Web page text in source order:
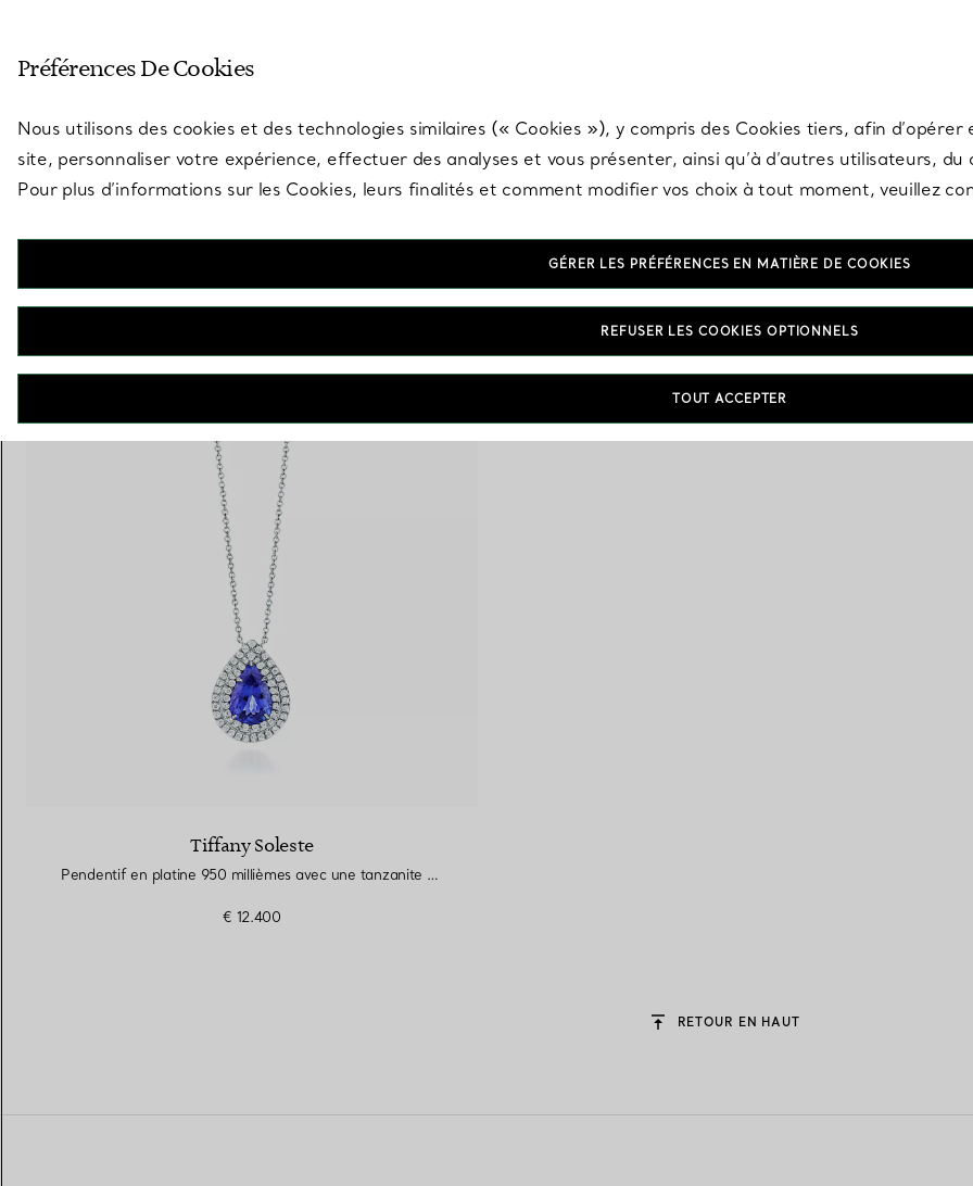
Alliances pour femme
Prenez
1 PRODUIT Colliers lasso avec Tanzanites
Tiffany Soleste
Pendentif en platine 950 millièmes avec une tanzanite et des diamants
€ 12.400
RETOUR EN HAUT
Préférences De Cookies
Nous utilisons des cookies et des technologies similaires (« Cookies »), y compris des Cookies tiers, afin
site, personnaliser votre expérience, effectuer des analyses et vous présenter, ainsi qu’à d’autres utilisateurs,
Pour plus d’informations sur les Cookies, leurs finalités et comment modifier vos choix à tout moment, veuillez
GÉRER LES PRÉFÉRENCES EN MATIÈRE DE COOKIES
REFUSER LES COOKIES OPTIONNELS
TOUT ACCEPTER